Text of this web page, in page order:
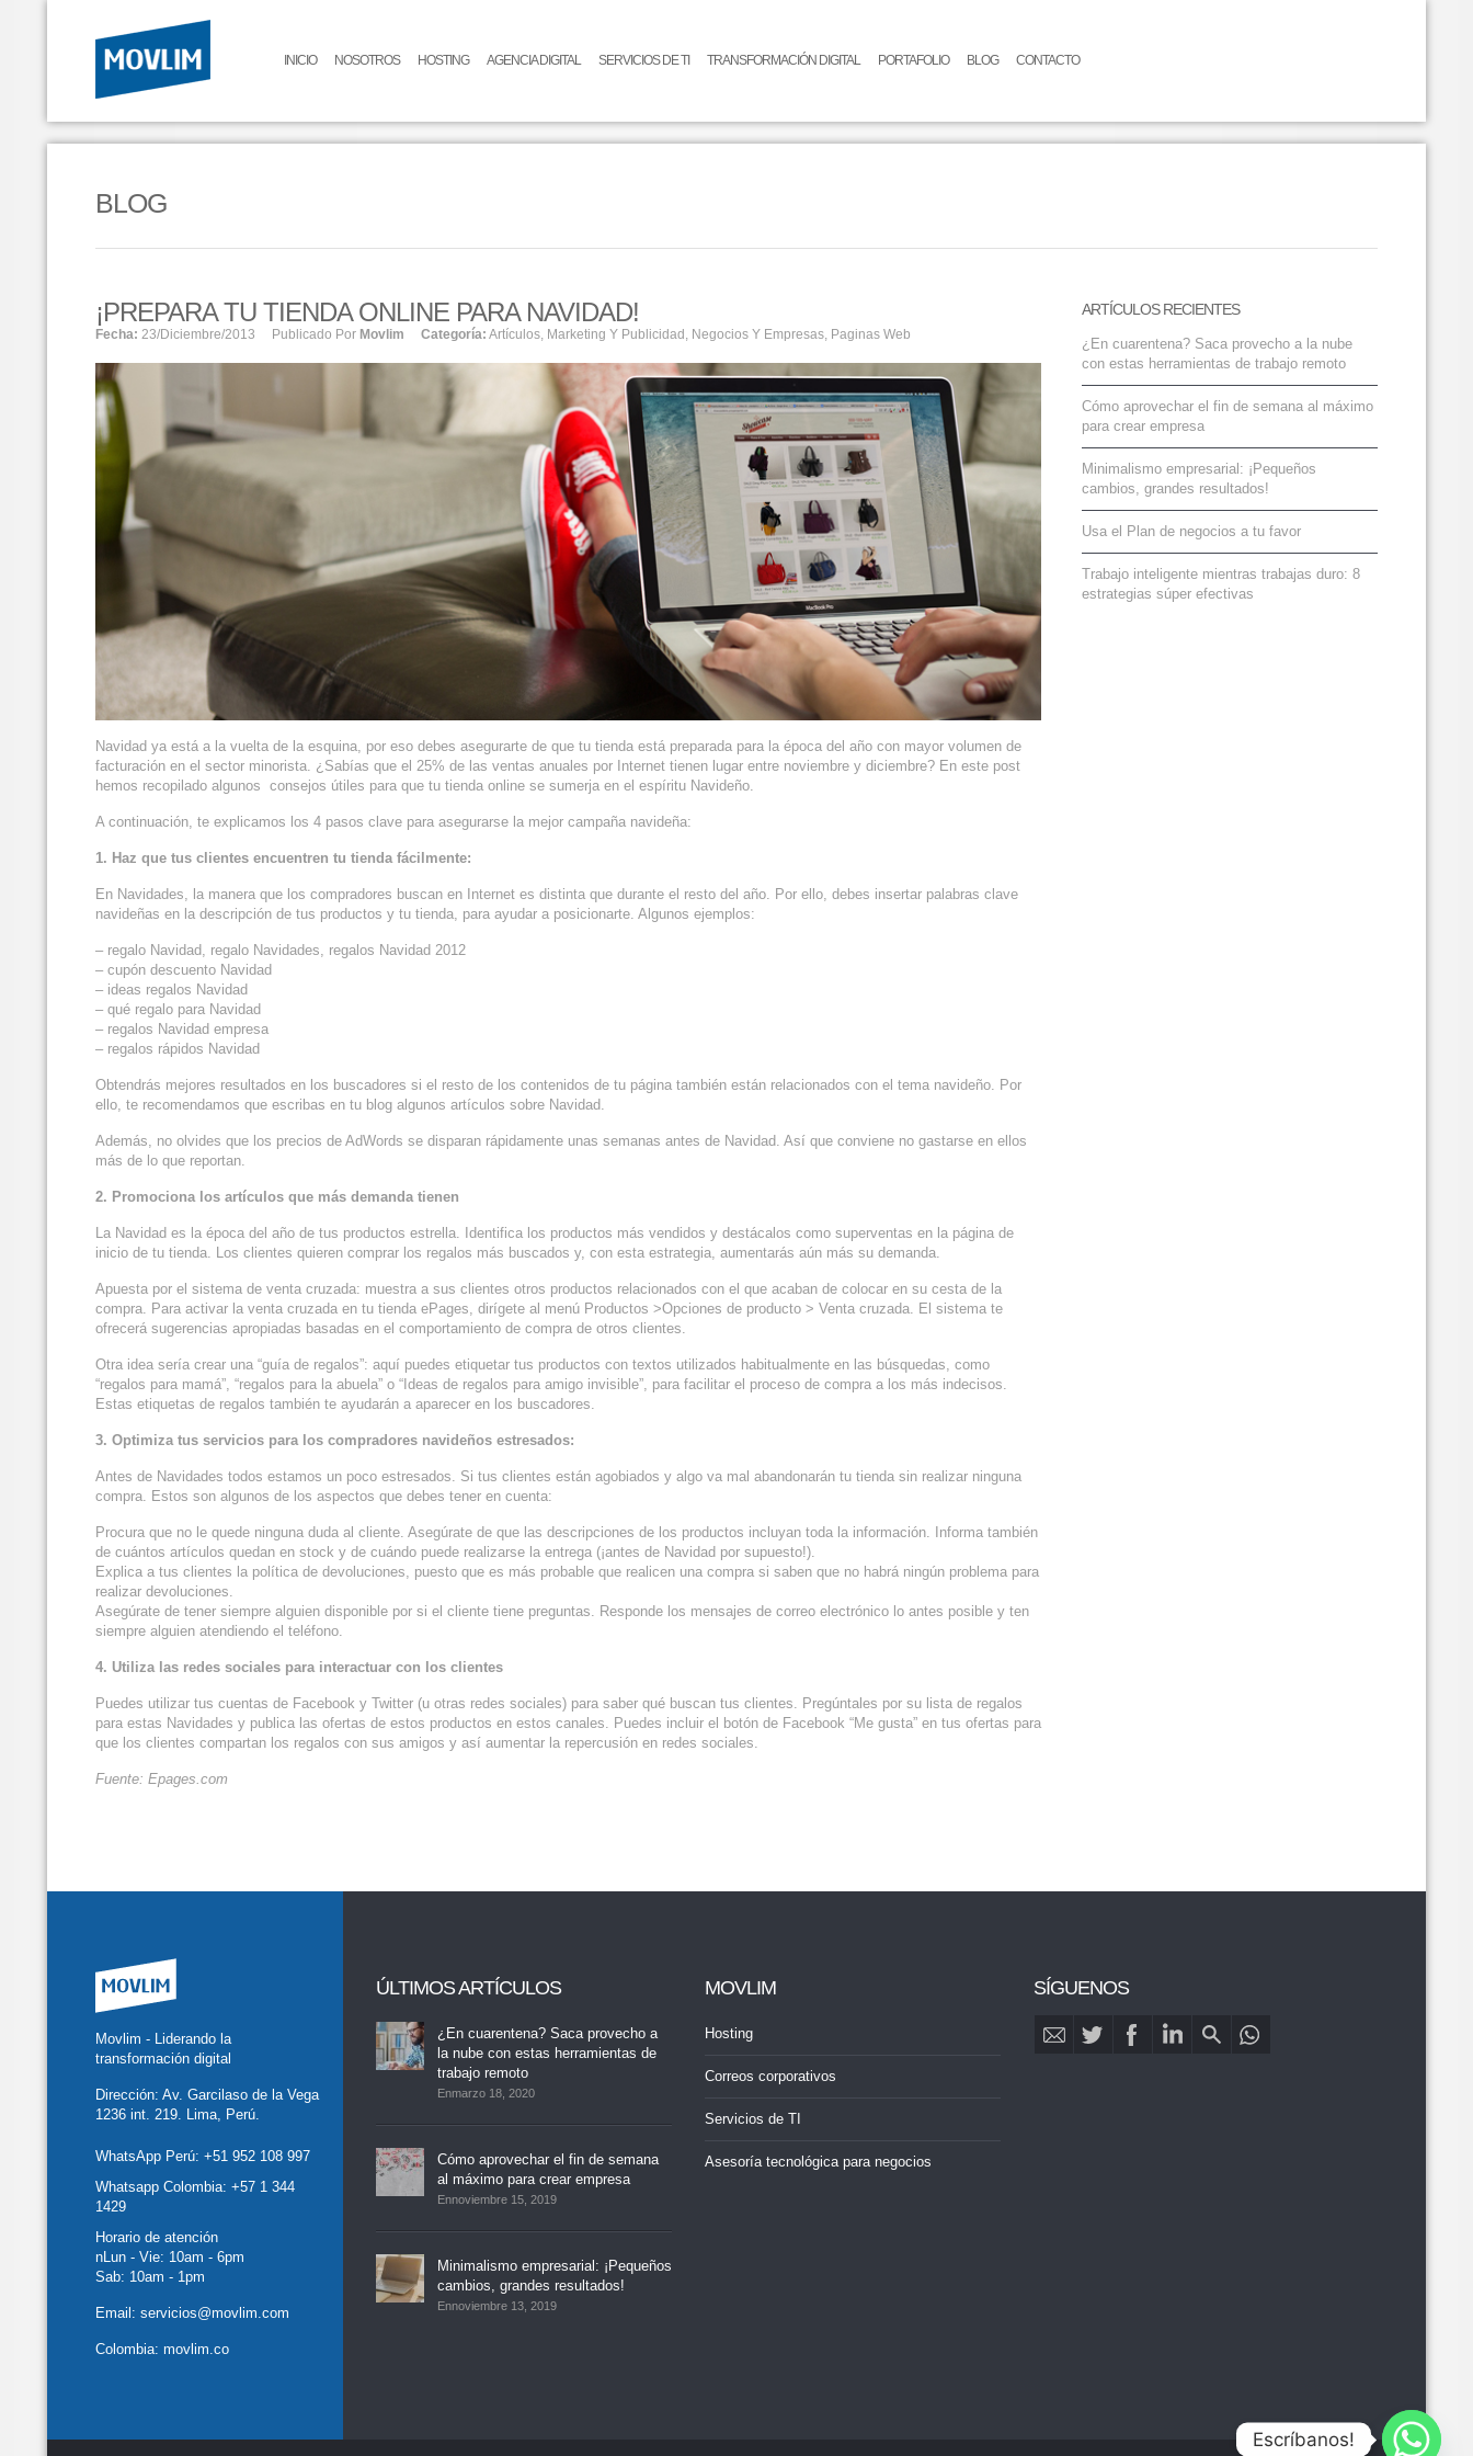
INICIO NOSOTROS HOSTING AGENCIA DIGITAL SERVICIOS DE TI TRANSFORMACIÓN DIGITAL PORTAFOLIO BLOG CONTACTO
BLOG
¡PREPARA TU TIENDA ONLINE PARA NAVIDAD!
Fecha: 23/diciembre/2013 Publicado Por Movlim Categoría: Artículos, Marketing Y Publicidad , Negocios Y Empresas, Paginas Web
Navidad ya está a la vuelta de la esquina, por eso debes asegurarte de que tu tienda está preparada para la época del año con mayor volumen de
facturación en el sector minorista. ¿Sabías que el 25% de las ventas anuales por Internet tienen lugar entre noviembre y diciembre? En este post
hemos recopilado algunos consejos útiles para que tu tienda online se sumerja en el espíritu Navideño.
A continuación, te explicamos los 4 pasos clave para asegurarse la mejor campaña navideña:
1. Haz que tus clientes encuentren tu tienda fácilmente:
En Navidades, la manera que los compradores buscan en Internet es distinta que durante el resto del año. Por ello, debes insertar palabras clave
navideñas en la descripción de tus productos y tu tienda, para ayudar a posicionarte. Algunos ejemplos:
– regalo Navidad, regalo Navidades, regalos Navidad 2012
– cupón descuento Navidad
– ideas regalos Navidad
– qué regalo para Navidad
– regalos Navidad empresa
– regalos rápidos Navidad
Obtendrás mejores resultados en los buscadores si el resto de los contenidos de tu página también están relacionados con el tema navideño. Por
ello, te recomendamos que escribas en tu blog algunos artículos sobre Navidad.
Además, no olvides que los precios de AdWords se disparan rápidamente unas semanas antes de Navidad. Así que conviene no gastarse en ellos
más de lo que reportan.
2. Promociona los artículos que más demanda tienen
La Navidad es la época del año de tus productos estrella. Identifica los productos más vendidos y destácalos como superventas en la página de
inicio de tu tienda. Los clientes quieren comprar los regalos más buscados y, con esta estrategia, aumentarás aún más su demanda.
Apuesta por el sistema de venta cruzada: muestra a sus clientes otros productos relacionados con el que acaban de colocar en su cesta de la
compra. Para activar la venta cruzada en tu tienda ePages, dirígete al menú Productos >Opciones de producto > Venta cruzada. El sistema te
ofrecerá sugerencias apropiadas basadas en el comportamiento de compra de otros clientes.
Otra idea sería crear una “guía de regalos”: aquí puedes etiquetar tus productos con textos utilizados habitualmente en las búsquedas, como
“regalos para mamá”, “regalos para la abuela” o “Ideas de regalos para amigo invisible”, para facilitar el proceso de compra a los más indecisos.
Estas etiquetas de regalos también te ayudarán a aparecer en los buscadores.
3. Optimiza tus servicios para los compradores navideños estresados:
Antes de Navidades todos estamos un poco estresados. Si tus clientes están agobiados y algo va mal abandonarán tu tienda sin realizar ninguna
compra. Estos son algunos de los aspectos que debes tener en cuenta:
Procura que no le quede ninguna duda al cliente. Asegúrate de que las descripciones de los productos incluyan toda la información. Informa también
de cuántos artículos quedan en stock y de cuándo puede realizarse la entrega (¡antes de Navidad por supuesto!).
Explica a tus clientes la política de devoluciones, puesto que es más probable que realicen una compra si saben que no habrá ningún problema para
realizar devoluciones.
Asegúrate de tener siempre alguien disponible por si el cliente tiene preguntas. Responde los mensajes de correo electrónico lo antes posible y ten
siempre alguien atendiendo el teléfono.
4. Utiliza las redes sociales para interactuar con los clientes
Puedes utilizar tus cuentas de Facebook y Twitter (u otras redes sociales) para saber qué buscan tus clientes. Pregúntales por su lista de regalos
para estas Navidades y publica las ofertas de estos productos en estos canales. Puedes incluir el botón de Facebook “Me gusta” en tus ofertas para
que los clientes compartan los regalos con sus amigos y así aumentar la repercusión en redes sociales.
Fuente: Epages.com
ARTÍCULOS RECIENTES
¿En cuarentena? Saca provecho a la nube
con estas herramientas de trabajo remoto
Cómo aprovechar el fin de semana al máximo
para crear empresa
Minimalismo empresarial: ¡Pequeños
cambios, grandes resultados!
Usa el Plan de negocios a tu favor
Trabajo inteligente mientras trabajas duro: 8
estrategias súper efectivas
Movlim - Liderando la
transformación digital
Dirección: Av. Garcilaso de la Vega
1236 int. 219. Lima, Perú.
WhatsApp Perú: +51 952 108 997
Whatsapp Colombia: +57 1 344
1429
Horario de atención
nLun - Vie: 10am - 6pm
Sab: 10am - 1pm
Email: servicios@movlim.com
Colombia: movlim.co
ÚLTIMOS ARTÍCULOS
¿En cuarentena? Saca provecho a
la nube con estas herramientas de
trabajo remoto
Enmarzo 18, 2020
Cómo aprovechar el fin de semana
al máximo para crear empresa
Ennoviembre 15, 2019
Minimalismo empresarial: ¡Pequeños
cambios, grandes resultados!
Ennoviembre 13, 2019
MOVLIM
Hosting
Correos corporativos
Servicios de TI
Asesoría tecnológica para negocios
SÍGUENOS
Escríbanos!